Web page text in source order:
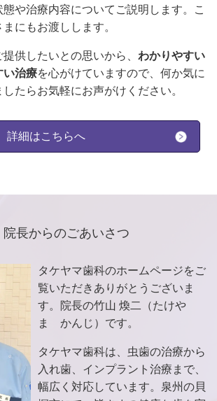
や治療内容についてご説明します。こ
にもお渡しします。
供したいとの思いから、 わかりやすい
い治療を心がけていますので、何か気に
たらお気軽にお声がけください。
詳細はこちらへ
院長からのごあいさつ
タケヤマ歯科のホームページをご
覧いただきありがとうございま
す。
院長の竹山 煥二（たけや
ま かんじ）です。
タケヤマ歯科は、虫歯の治療から
入れ歯、インプラント治療まで、
幅広く対応しています。泉州の貝